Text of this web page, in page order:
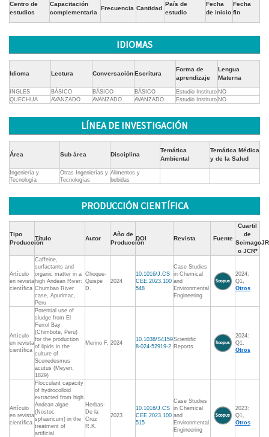
Centro de
estudios
Capacitación
complementaria
Frecuencia Cantidad
País de
estudio
Fecha
de inicio
Fecha
fin
IDIOMAS
Idioma Lectura ConversaciónEscritura
Forma de
aprendizaje
Lengua
Materna
INGLES BÁSICO BÁSICO BÁSICO Estudio Instituto NO
QUECHUA
AVANZADO AVANZADO AVANZADO Estudio Instituto NO
LÍNEA DE INVESTIGACIÓN
Área Sub área Disciplina
Temática
Ambiental
Temática Médica
y de la Salud
Ingeniería y
Tecnología
Otras Ingenierías y
Tecnologías
Alimentos y
bebidas
PRODUCCIÓN CIENTÍFICA
Tipo
Producción
Título Autor
Año de
Producción
DOI Revista Fuente
Cuartil
de
ScimagoJR
o JCR*
Artículo
en revista
científica
Caffeine,
surfactants and
organic matter in a
high Andean River:
Chumbao River
case, Apurimac,
Peru
Choque-
Quispe
D.
2024
10.1016/J.CS
CEE.2023.100
548
Case Studies
in Chemical
and
Environmental
Engineering
2024:
Q1,
Otros
Artículo
en revista
científica
Potential use of
sludge from El
Ferrol Bay
(Chimbote, Peru)
for the production
of lipids in the
culture of
Scenedesmus
acutus (Meyen,
1829)
Merino F. 2024
10.1038/S4159
8-024-52919-2
Scientific
Reports
2024:
Q1,
Otros
Artículo
en revista
científica
Flocculant capacity
of hydrocolloid
extracted from high
Andean algae
(Nostoc
sphaericum) in the
treatment of
artificial
Herbas-
De la
Cruz
R.K.
2023
10.1016/J.CS
CEE.2023.100
515
Case Studies
in Chemical
and
Environmental
Engineering
2023:
Q1,
Otros